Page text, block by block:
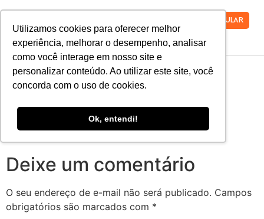
Utilizamos cookies para oferecer melhor
experiência, melhorar o desempenho, analisar
como você interage em nosso site e
personalizar conteúdo. Ao utilizar este site, você
concorda com o uso de cookies.
Ok, entendi!
VESTIBULAR
civil-01
Deixe um comentário
O seu endereço de e-mail não será publicado. Campos
obrigatórios são marcados com *